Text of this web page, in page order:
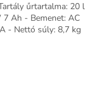
űrtartalma: 20 l
Ah - Bemenet: AC
- Nettó súly: 8,7 kg